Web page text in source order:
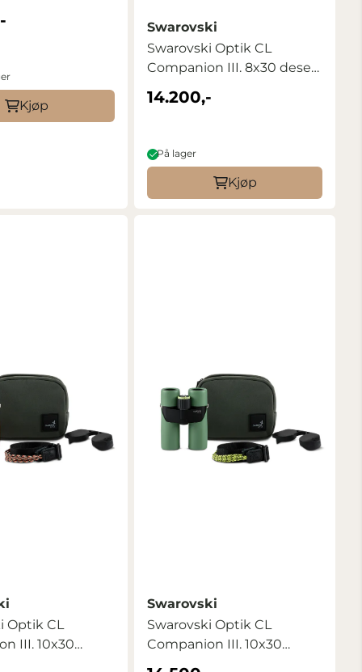
Kjøp
Swarovski
Swarovski Optik CL
Companion III. 8x30 desert
14.200,-
På lager
Kjøp
Optik CL
III. 10x30
Swarovski
Swarovski Optik CL
Companion III. 10x30
mountain ...